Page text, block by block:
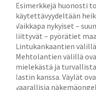
Esimerkkejä huonosti
käytettävyydeltään
Vaikkapa nykyiset –
liittyvät – pyörätiet
Lintukankaantien
Mehtolantien välillä
mielekästä ja
lastin kanssa. Väylät
vaarallisia